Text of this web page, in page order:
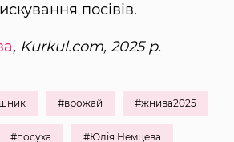
посівів.
, Kurkul.com, 2025 р.
#врожай #жнива2025
#посуха #Юлія Немцева